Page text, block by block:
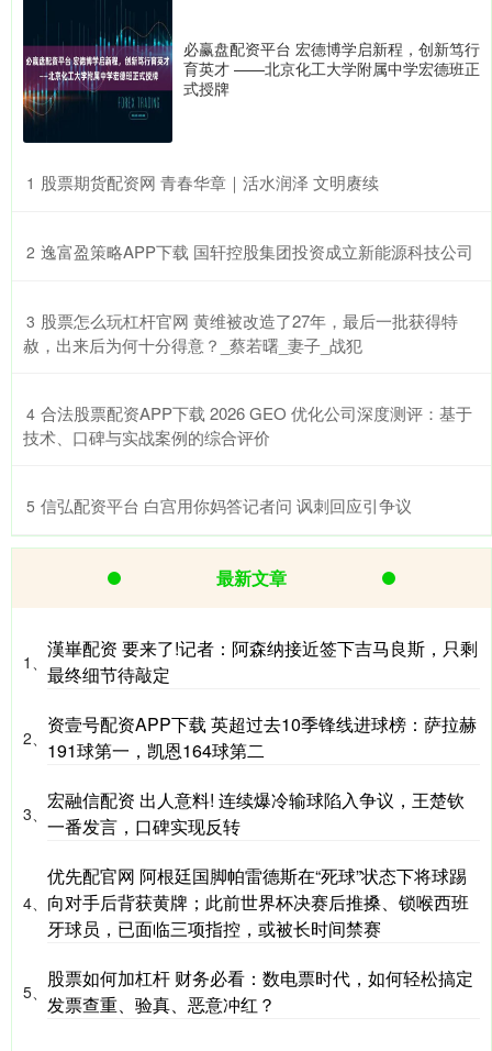
必赢盘配资平台 宏德博学启新程，创新笃行
育英才 ——北京化工大学附属中学宏德班正
式授牌
1 ​股票期货配资网 青春华章｜活水润泽 文明赓续
2 ​逸富盈策略APP下载 国轩控股集团投资成立新能源科技公司
3 ​股票怎么玩杠杆官网 黄维被改造了27年，最后一批获得特
赦，出来后为何十分得意？_蔡若曙_妻子_战犯
4 ​合法股票配资APP下载 2026 GEO 优化公司深度测评：基于
技术、口碑与实战案例的综合评价
5 ​信弘配资平台 白宫用你妈答记者问 讽刺回应引争议
最新文章
1、
漢崋配资 要来了!记者：阿森纳接近签下吉马良斯，只剩
最终细节待敲定
2、
资壹号配资APP下载 英超过去10季锋线进球榜：萨拉赫
191球第一，凯恩164球第二
3、
宏融信配资 出人意料! 连续爆冷输球陷入争议，王楚钦
一番发言，口碑实现反转
4、
优先配官网 阿根廷国脚帕雷德斯在“死球”状态下将球踢
向对手后背获黄牌；此前世界杯决赛后推搡、锁喉西班
牙球员，已面临三项指控，或被长时间禁赛
5、
股票如何加杠杆 财务必看：数电票时代，如何轻松搞定
发票查重、验真、恶意冲红？